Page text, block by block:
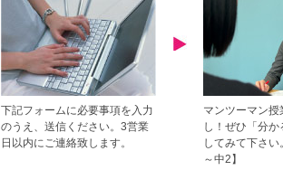
下記フォームに必要事項を入力
のうえ、送信ください。3営業
日以内にご連絡致します。
マンツーマン授
し！ぜひ「分
してみて下さい
～中2】